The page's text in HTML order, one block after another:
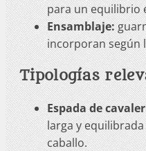
para un equilibrio
Ensamblaje:
incorporan según
Tipologías
Espada de
larga y
caballo.